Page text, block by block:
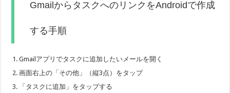
GmailからタスクへのリンクをAndroidで作成
する手順
Gmailアプリでタスクに追加したいメールを開く
画面右上の「その他」（縦3点）をタップ
「タスクに追加」をタップする